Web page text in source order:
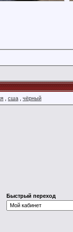
сша чёрный
Быстрый переход